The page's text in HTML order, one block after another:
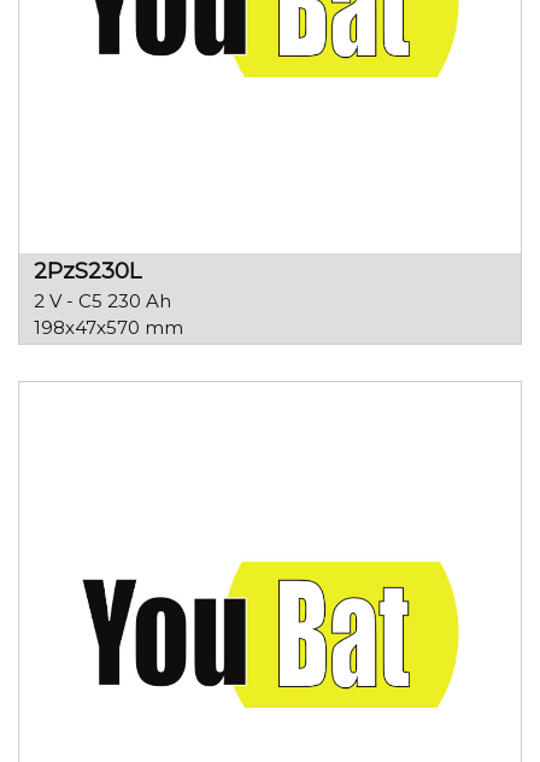
2PzS230L
2 V - C5 230 Ah
198x47x570 mm